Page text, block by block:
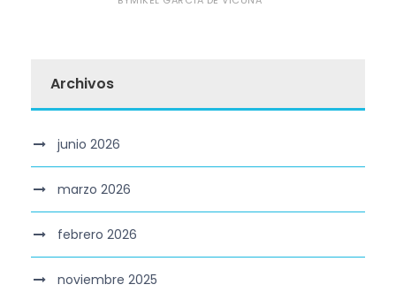
Archivos
junio 2026
marzo 2026
febrero 2026
noviembre 2025